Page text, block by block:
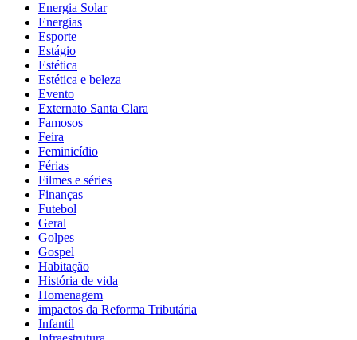
Energia Solar
Energias
Esporte
Estágio
Estética
Estética e beleza
Evento
Externato Santa Clara
Famosos
Feira
Feminicídio
Férias
Filmes e séries
Finanças
Futebol
Geral
Golpes
Gospel
Habitação
História de vida
Homenagem
impactos da Reforma Tributária
Infantil